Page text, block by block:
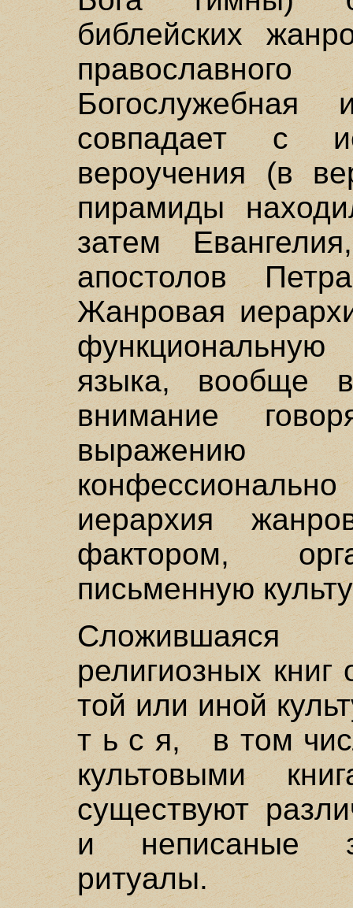
библейских
совпадает с
вероучения (в
пирамиды
затем
апостолов
Жанровая
языка, вообще
внимание
выражению
иерархия
фактором,
письменную
Сложившаяся
религиозных книг
той или иной
т ь с я, в том
культовыми
существуют
и неписаные
ритуалы.